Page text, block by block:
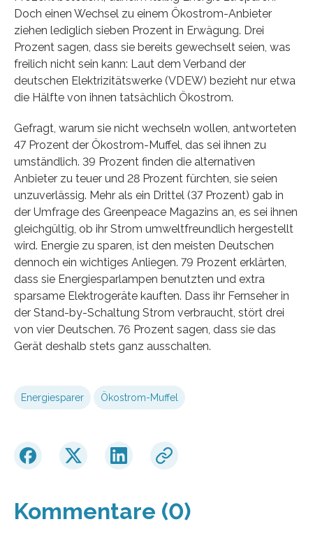
Doch einen Wechsel zu einem Ökostrom-Anbieter
ziehen lediglich sieben Prozent in Erwägung. Drei
Prozent sagen, dass sie bereits gewechselt seien, was
freilich nicht sein kann: Laut dem Verband der
deutschen Elektrizitätswerke (VDEW) bezieht nur etwa
die Hälfte von ihnen tatsächlich Ökostrom.
Gefragt, warum sie nicht wechseln wollen, antworteten
47 Prozent der Ökostrom-Muffel, das sei ihnen zu
umständlich. 39 Prozent finden die alternativen
Anbieter zu teuer und 28 Prozent fürchten, sie seien
unzuverlässig. Mehr als ein Drittel (37 Prozent) gab in
der Umfrage des Greenpeace Magazins an, es sei ihnen
gleichgültig, ob ihr Strom umweltfreundlich hergestellt
wird. Energie zu sparen, ist den meisten Deutschen
dennoch ein wichtiges Anliegen. 79 Prozent erklärten,
dass sie Energiesparlampen benutzten und extra
sparsame Elektrogeräte kauften. Dass ihr Fernseher in
der Stand-by-Schaltung Strom verbraucht, stört drei
von vier Deutschen. 76 Prozent sagen, dass sie das
Gerät deshalb stets ganz ausschalten.
Energiesparer Ökostrom-Muffel
Kommentare (0)